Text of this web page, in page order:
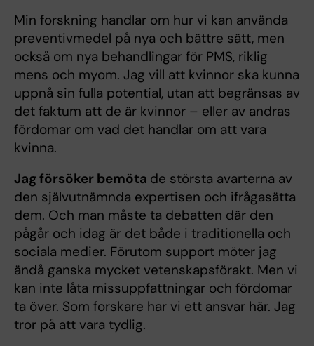
Min forskning handlar om hur vi kan använda
preventivmedel på nya och bättre sätt, men
också om nya behandlingar för PMS, riklig
mens och myom. Jag vill att kvinnor ska kunna
uppnå sin fulla potential, utan att begränsas av
det faktum att de är kvinnor – eller av andras
fördomar om vad det handlar om att vara
kvinna.
Jag försöker bemöta de största avarterna av
den självutnämnda expertisen och ifrågasätta
dem. Och man måste ta debatten där den
pågår och idag är det både i traditionella och
sociala medier. Förutom support möter jag
ändå ganska mycket vetenskapsförakt. Men vi
kan inte låta missuppfattningar och fördomar
ta över. Som forskare har vi ett ansvar här. Jag
tror på att vara tydlig.